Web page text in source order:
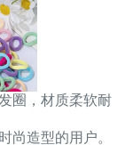
圈，材质柔软耐
尚造型的用户。